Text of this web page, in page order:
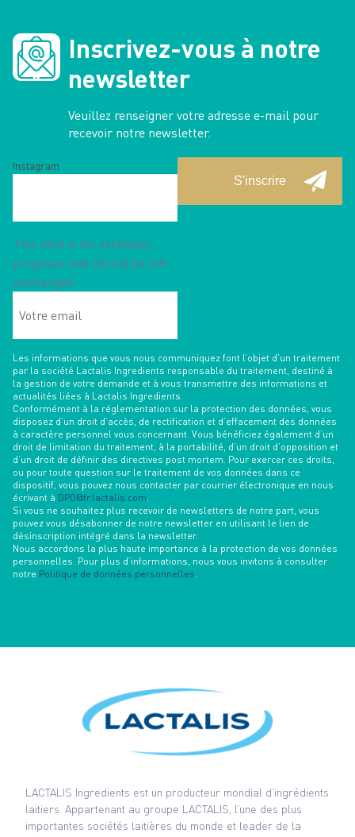
Inscrivez-vous à notre
newsletter
Veuillez renseigner votre adresse e-mail pour
recevoir notre newsletter.
Instagram
This field is for validation
purposes and should be left
unchanged.
email
Les informations que vous nous communiquez font l’objet d’un traitement
par la société Lactalis Ingredients responsable du traitement, destiné à
la gestion de votre demande et à vous transmettre des informations et
actualités liées à Lactalis Ingredients.
Conformément à la réglementation sur la protection des données, vous
disposez d’un droit d’accès, de rectification et d’effacement des données
à caractère personnel vous concernant. Vous bénéficiez également d’un
droit de limitation du traitement, à la portabilité, d’un droit d’opposition et
d’un droit de définir des directives post mortem. Pour exercer ces droits,
ou pour toute question sur le traitement de vos données dans ce
dispositif, vous pouvez nous contacter par courrier électronique en nous
écrivant à DPO@fr.lactalis.com
Si vous ne souhaitez plus recevoir de newsletters de notre part, vous
pouvez vous désabonner de notre newsletter en utilisant le lien de
désinscription intégré dans la newsletter.
Nous accordons la plus haute importance à la protection de vos données
personnelles. Pour plus d’informations, nous vous invitons à consulter
notre Politique de données personnelles
LACTALIS Ingredients est un producteur mondial d’ingrédients
laitiers. Appartenant au groupe LACTALIS, l’une des plus
importantes sociétés laitières du monde et leader de la